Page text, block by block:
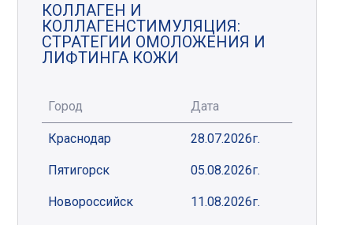
КОЛЛАГЕН И
КОЛЛАГЕНСТИМУЛЯЦИЯ:
СТРАТЕГИИ ОМОЛОЖЕНИЯ И
ЛИФТИНГА КОЖИ
Город Дата
Краснодар 28.07.2026г.
Пятигорск 05.08.2026г.
Новороссийск 11.08.2026г.